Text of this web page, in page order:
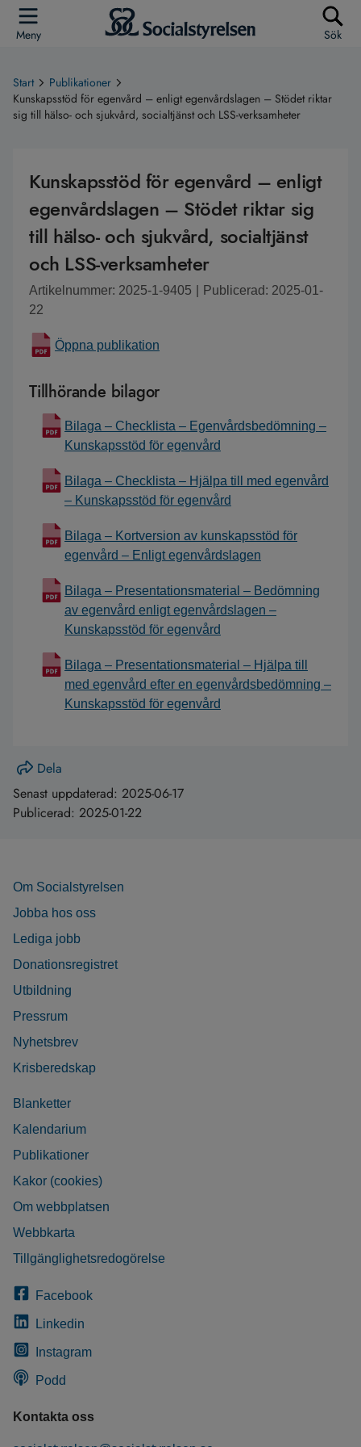
Meny Sök
Start
Publikationer
Kunskapsstöd för egenvård – enligt egenvårdslagen – Stödet riktar
sig till hälso- och sjukvård, socialtjänst och LSS-verksamheter
Kunskapsstöd för egenvård – enligt
egenvårdslagen – Stödet riktar sig
till hälso- och sjukvård, socialtjänst
och LSS-verksamheter
Artikelnummer: 2025-1-9405
Publicerad: 2025-01-
22
Öppna publikation
Tillhörande bilagor
Bilaga – Checklista – Egenvårdsbedömning –
Kunskapsstöd för egenvård
Bilaga – Checklista – Hjälpa till med egenvård
– Kunskapsstöd för egenvård
Bilaga – Kortversion av kunskapsstöd för
egenvård – Enligt egenvårdslagen
Bilaga – Presentationsmaterial – Bedömning
av egenvård enligt egenvårdslagen –
Kunskapsstöd för egenvård
Bilaga – Presentationsmaterial – Hjälpa till
med egenvård efter en egenvårdsbedömning –
Kunskapsstöd för egenvård
Dela
Senast uppdaterad: 2025-06-17
Publicerad: 2025-01-22
Om Socialstyrelsen
Jobba hos oss
Lediga jobb
Donationsregistret
Utbildning
Pressrum
Nyhetsbrev
Krisberedskap
Blanketter
Kalendarium
Publikationer
Kakor (cookies)
Om webbplatsen
Webbkarta
Tillgänglighetsredogörelse
Facebook
Linkedin
Instagram
Podd
Kontakta oss